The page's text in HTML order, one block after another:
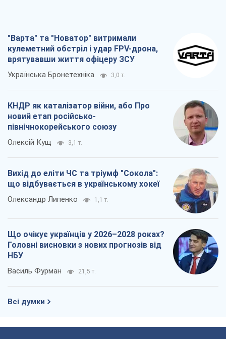
"Варта" та "Новатор" витримали
кулеметний обстріл і удар FPV-дрона,
врятувавши життя офіцеру ЗСУ
Українська Бронетехніка 3,0 т.
КНДР як каталізатор війни, або Про
новий етап російсько-
північнокорейського союзу
Олексій Кущ 3,1 т.
Вихід до еліти ЧС та тріумф "Сокола":
що відбувається в українському хокеї
Олександр Липенко 1,1 т.
Що очікує українців у 2026–2028 роках?
Головні висновки з нових прогнозів від
НБУ
Василь Фурман 21,5 т.
Всі думки